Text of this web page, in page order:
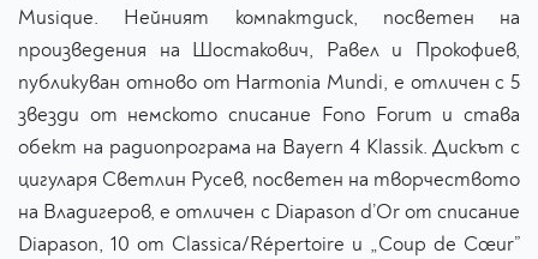
Musique. Нейният компактдиск, посветен на
произведения на Шостакович, Равел и Прокофиев,
публикуван отново от Harmonia Mundi, е отличен с 5
звезди от немското списание Fono Forum и става
обект на радиопрограма на Bayern 4 Klassik. Дискът с
цигуларя Светлин Русев, посветен на творчеството
на Владигеров, е отличен с Diapason d’Or от списание
Diapason, 10 от Classica/Répertoire и „Coup de Cœur”